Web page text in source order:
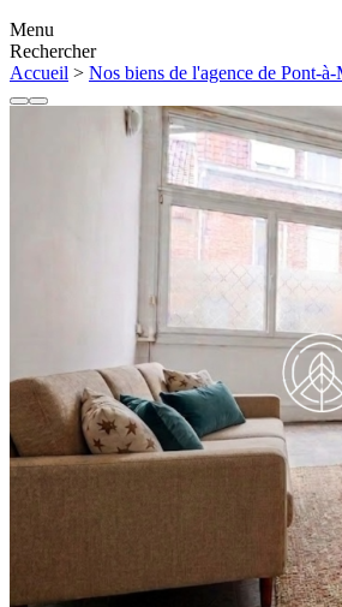
Menu
Rechercher
Accueil > Nos biens de l'agence de Pont-à-